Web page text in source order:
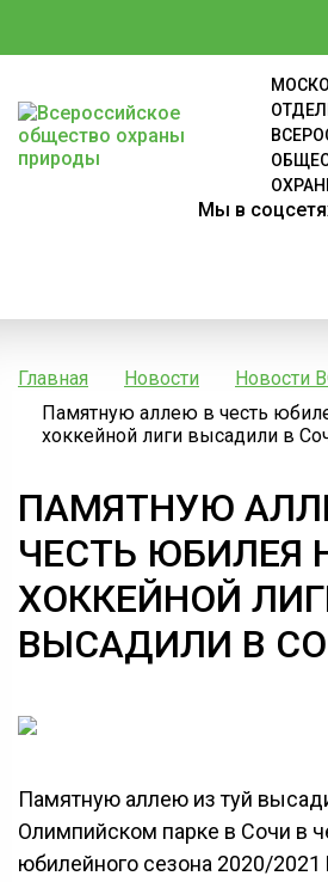
Мы в
Главная Новости
Новости
Памятную аллею в честь
хоккейной лиги высадили в
ПАМЯТНУЮ
ЧЕСТЬ ЮБИЛЕЯ
ХОККЕЙНОЙ
ВЫСАДИЛИ В
Памятную аллею из туй
Олимпийском парке в Сочи в
юбилейного сезона 2020/